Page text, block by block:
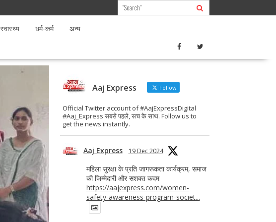
स्वास्थ्य धर्म-कर्म अन्य
Aaj Express Follow
Official Twitter account of #AajExpressDigital
#Aaj_Express सबसे पहले, सच के साथ. Follow us to
get the news instantly.
Aaj Express 19 Dec 2024
महिला सुरक्षा के प्रति जागरूकता कार्यक्रम, समाज
की जिम्मेदारी और सशक्त कदम
https://aajexpress.com/women-
safety-awareness-program-societ...